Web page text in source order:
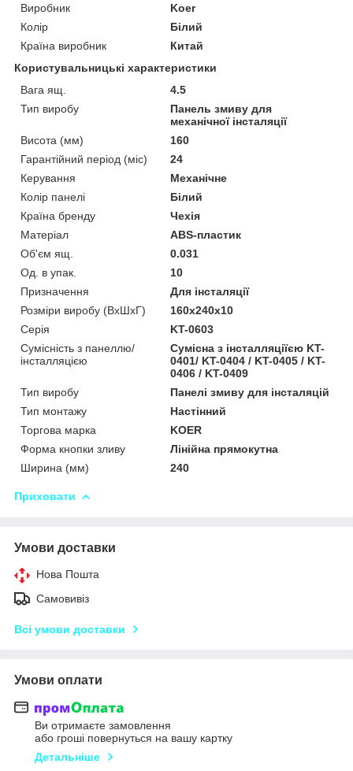
Виробник
Koer
Колір
Білий
Країна виробник
Китай
Користувальницькі характеристики
Вага ящ.
4.5
Тип виробу
Панель змиву для
механічної інсталяції
Висота (мм)
160
Гарантійний період (міс)
24
Керування
Механічне
Колір панелі
Білий
Країна бренду
Чехія
Матеріал
ABS-пластик
Об'єм ящ.
0.031
Од. в упак.
10
Призначення
Для інсталяції
Розміри виробу (ВхШхГ)
160x240x10
Серія
KT-0603
Сумісність з панеллю/
інсталляцією
Сумісна з інсталляціїєю KT-
0401/ KT-0404 / KT-0405 / KT-
0406 / KT-0409
Тип виробу
Панелі змиву для інсталяцій
Тип монтажу
Настінний
Торгова марка
KOER
Форма кнопки зливу
Лінійна прямокутна
Ширина (мм)
240
Приховати
Умови доставки
Нова Пошта
Самовивіз
Всі умови доставки
Умови оплати
Ви отримаєте замовлення
або гроші повернуться на вашу картку
Детальніше